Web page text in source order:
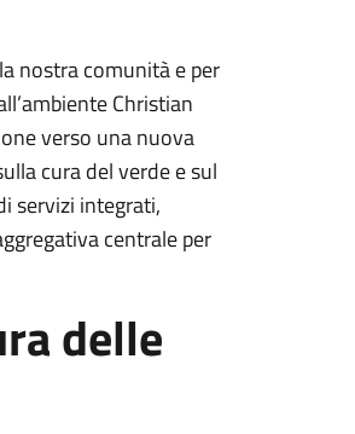
nostra comunità e per
Christian
verso una nuova
cura del verde e sul
servizi integrati,
centrale per
delle